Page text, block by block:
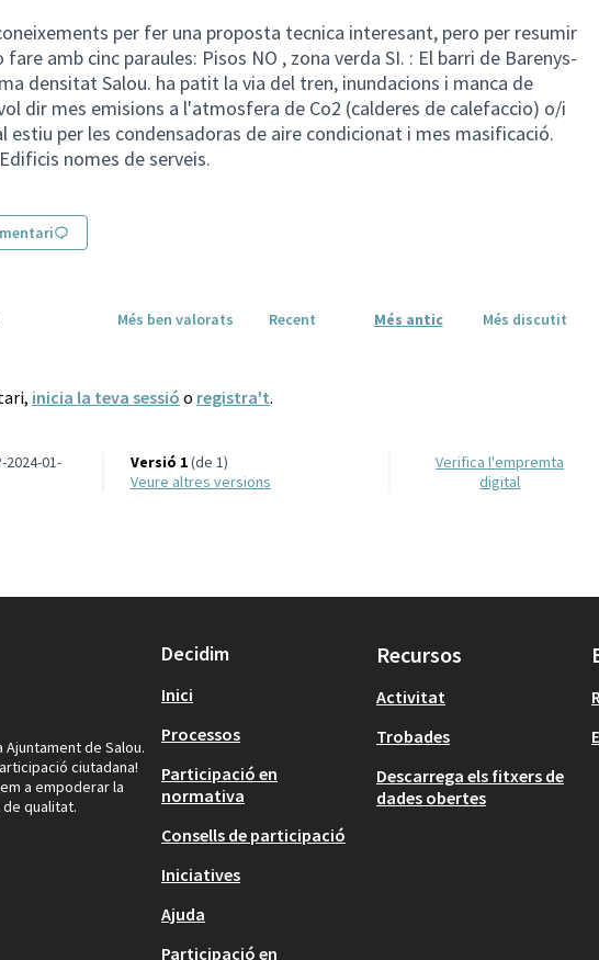
per fer una proposta tecnica interesant, pero per resumir
amb cinc paraules: Pisos NO , zona verda SI. : El barri de Barenys-
densitat Salou. ha patit la via del tren, inundacions i manca de
dir mes emisions a l'atmosfera de Co2 (calderes de calefaccio) o/i
estiu per les condensadoras de aire condicionat i mes masificació.
nomes de serveis.
Més ben valorats Recent Més antic Més discutit
inicia la teva sessió o registra't.
2024-01-
Versió 1(de 1)
veure altres versions
Verifica l'empremta
digital
de Salou.
ciutadana!
a empoderar la
qualitat.
Decidim
Inici
Processos
Participació en
normativa
Consells de participació
Iniciatives
Ajuda
Participació en
Recursos
Activitat
Trobades
Descarrega els fitxers de
dades obertes